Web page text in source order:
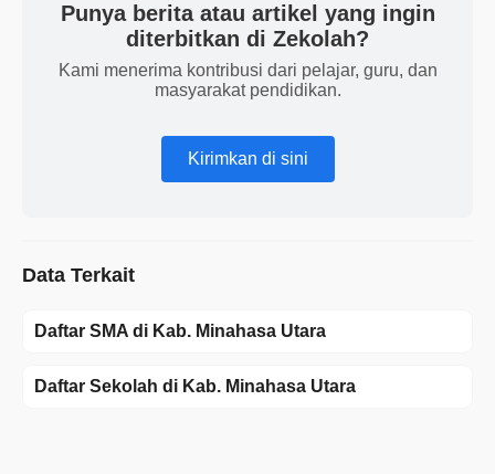
Punya berita atau artikel yang ingin
diterbitkan di Zekolah?
Kami menerima kontribusi dari pelajar, guru, dan
masyarakat pendidikan.
Kirimkan di sini
Data Terkait
Daftar SMA di Kab. Minahasa Utara
Daftar Sekolah di Kab. Minahasa Utara